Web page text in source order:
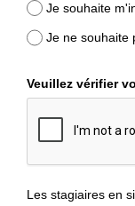
Je souhaite
Je ne souhaite
Veuillez vérifier
Les stagiaires en